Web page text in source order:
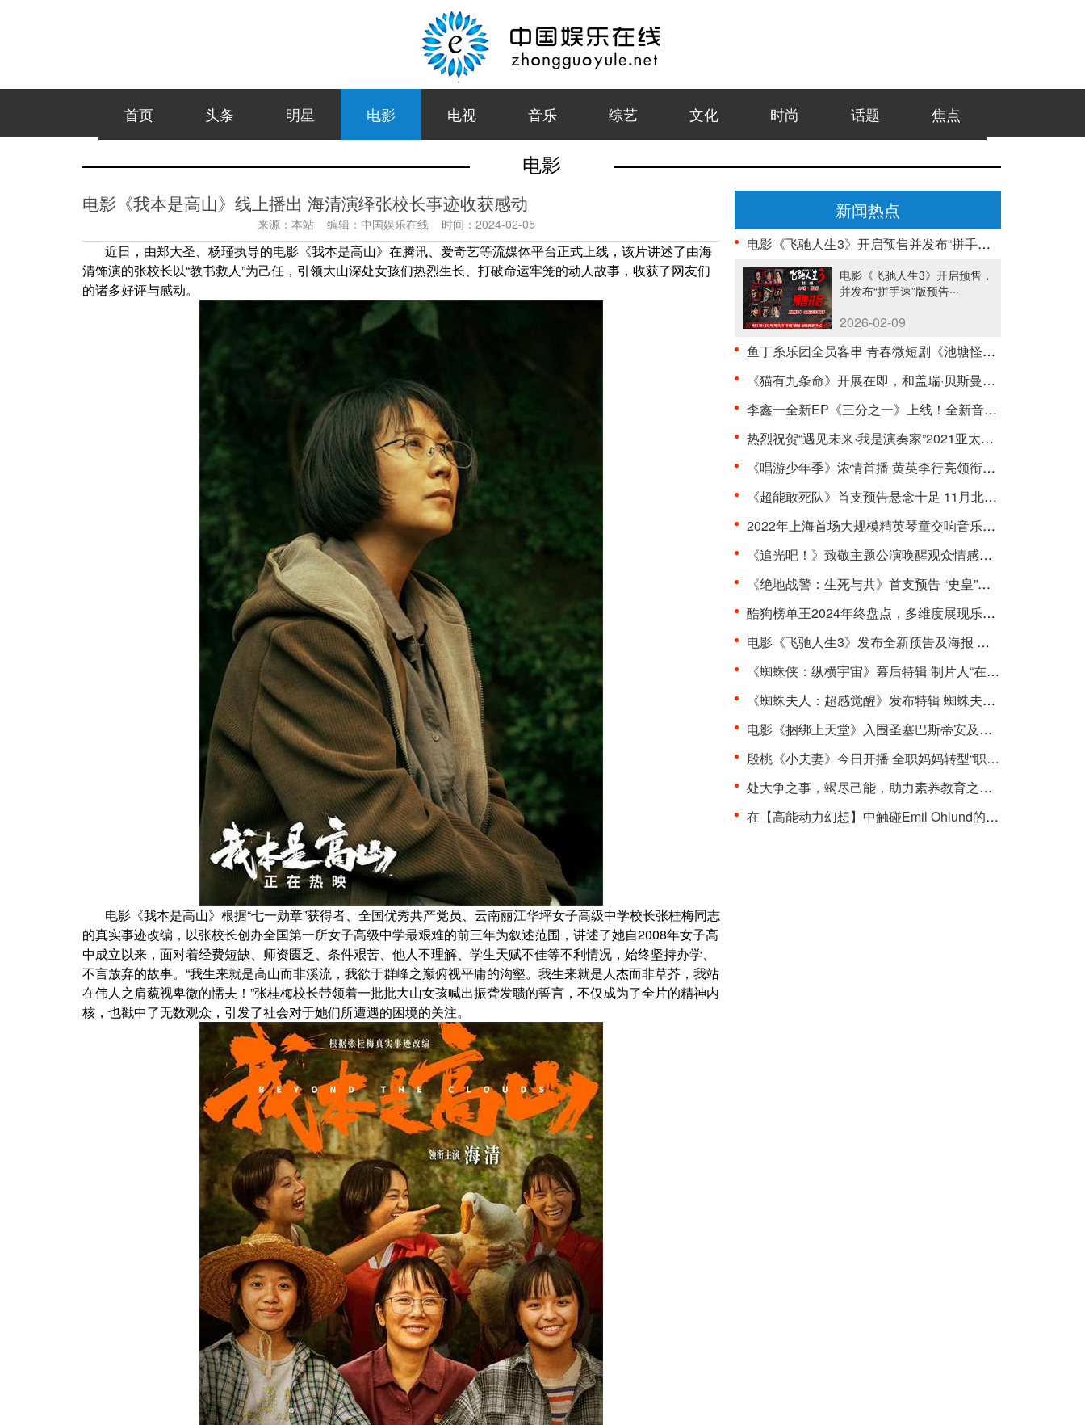
首页 头条 明星 电影 电视 音乐 综艺 文化 时尚 话题 焦点
电影
电影《我本是高山》线上播出 海清演绎张校长事迹收获感动
来源： 本站 编辑： 中国娱乐在线 时间： 2024-02-05
近日，由郑大圣、杨瑾执导的电影《我本是高山》在腾讯、爱奇艺等流媒体平台正式上线，该片讲述了由海
清饰演的张校长以“教书救人”为己任，引领大山深处女孩们热烈生长、打破命运牢笼的动人故事，收获了网友们
的诸多好评与感动。
电影《我本是高山》根据“七一勋章”获得者、全国优秀共产党员、云南丽江华坪女子高级中学校长张桂梅同志
的真实事迹改编，以张校长创办全国第一所女子高级中学最艰难的前三年为叙述范围，讲述了她自2008年女子高
中成立以来，面对着经费短缺、师资匮乏、条件艰苦、他人不理解、学生天赋不佳等不利情况，始终坚持办学、
不言放弃的故事。“我生来就是高山而非溪流，我欲于群峰之巅俯视平庸的沟壑。我生来就是人杰而非草芥，我站
在伟人之肩藐视卑微的懦夫！”张桂梅校长带领着一批批大山女孩喊出振聋发聩的誓言，不仅成为了全片的精神内
核，也戳中了无数观众，引发了社会对于她们所遭遇的困境的关注。
新闻热点
电影《飞驰人生3》开启预售并发布“拼手速”版预告 ···
电影《飞驰人生3》开启预售，
并发布“拼手速”版预告···
2026-02-09
鱼丁糸乐团全员客串 青春微短剧《池塘怪谈》今日正式···
《猫有九条命》开展在即，和盖瑞·贝斯曼一起进入奇···
李鑫一全新EP《三分之一》上线！全新音乐曲风，寻求···
热烈祝贺“遇见未来·我是演奏家”2021亚太国际器乐···
《唱游少年季》浓情首播 黄英李行亮领衔开启“印象式···
《超能敢死队》首支预告悬念十足 11月北美上映引期待···
2022年上海首场大规模精英琴童交响音乐会在东方艺术···
《追光吧！》致敬主题公演唤醒观众情感共鸣 杨和苏周···
《绝地战警：生死与共》首支预告 “史皇”回归破解···
酷狗榜单王2024年终盘点，多维度展现乐坛流行趋势
电影《飞驰人生3》发布全新预告及海报 沈腾组队豪华···
《蜘蛛侠：纵横宇宙》幕后特辑 制片人“在动画里一切···
《蜘蛛夫人：超感觉醒》发布特辑 蜘蛛夫人上演满级预···
电影《捆绑上天堂》入围圣塞巴斯蒂安及多伦多两大国···
殷桃《小夫妻》今日开播 全职妈妈转型“职场超人”品···
处大争之事，竭尽己能，助力素养教育之变革 “聚光少···
在【高能动力幻想】中触碰Emil Ohlund的电子记忆